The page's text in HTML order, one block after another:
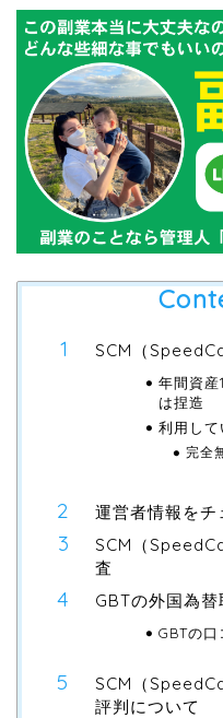
SCM（
年間資
は捏造
利用し
完全
運営者情報をチ
SCM（
査
GBTの外国為
GBTの
SCM（
評判について